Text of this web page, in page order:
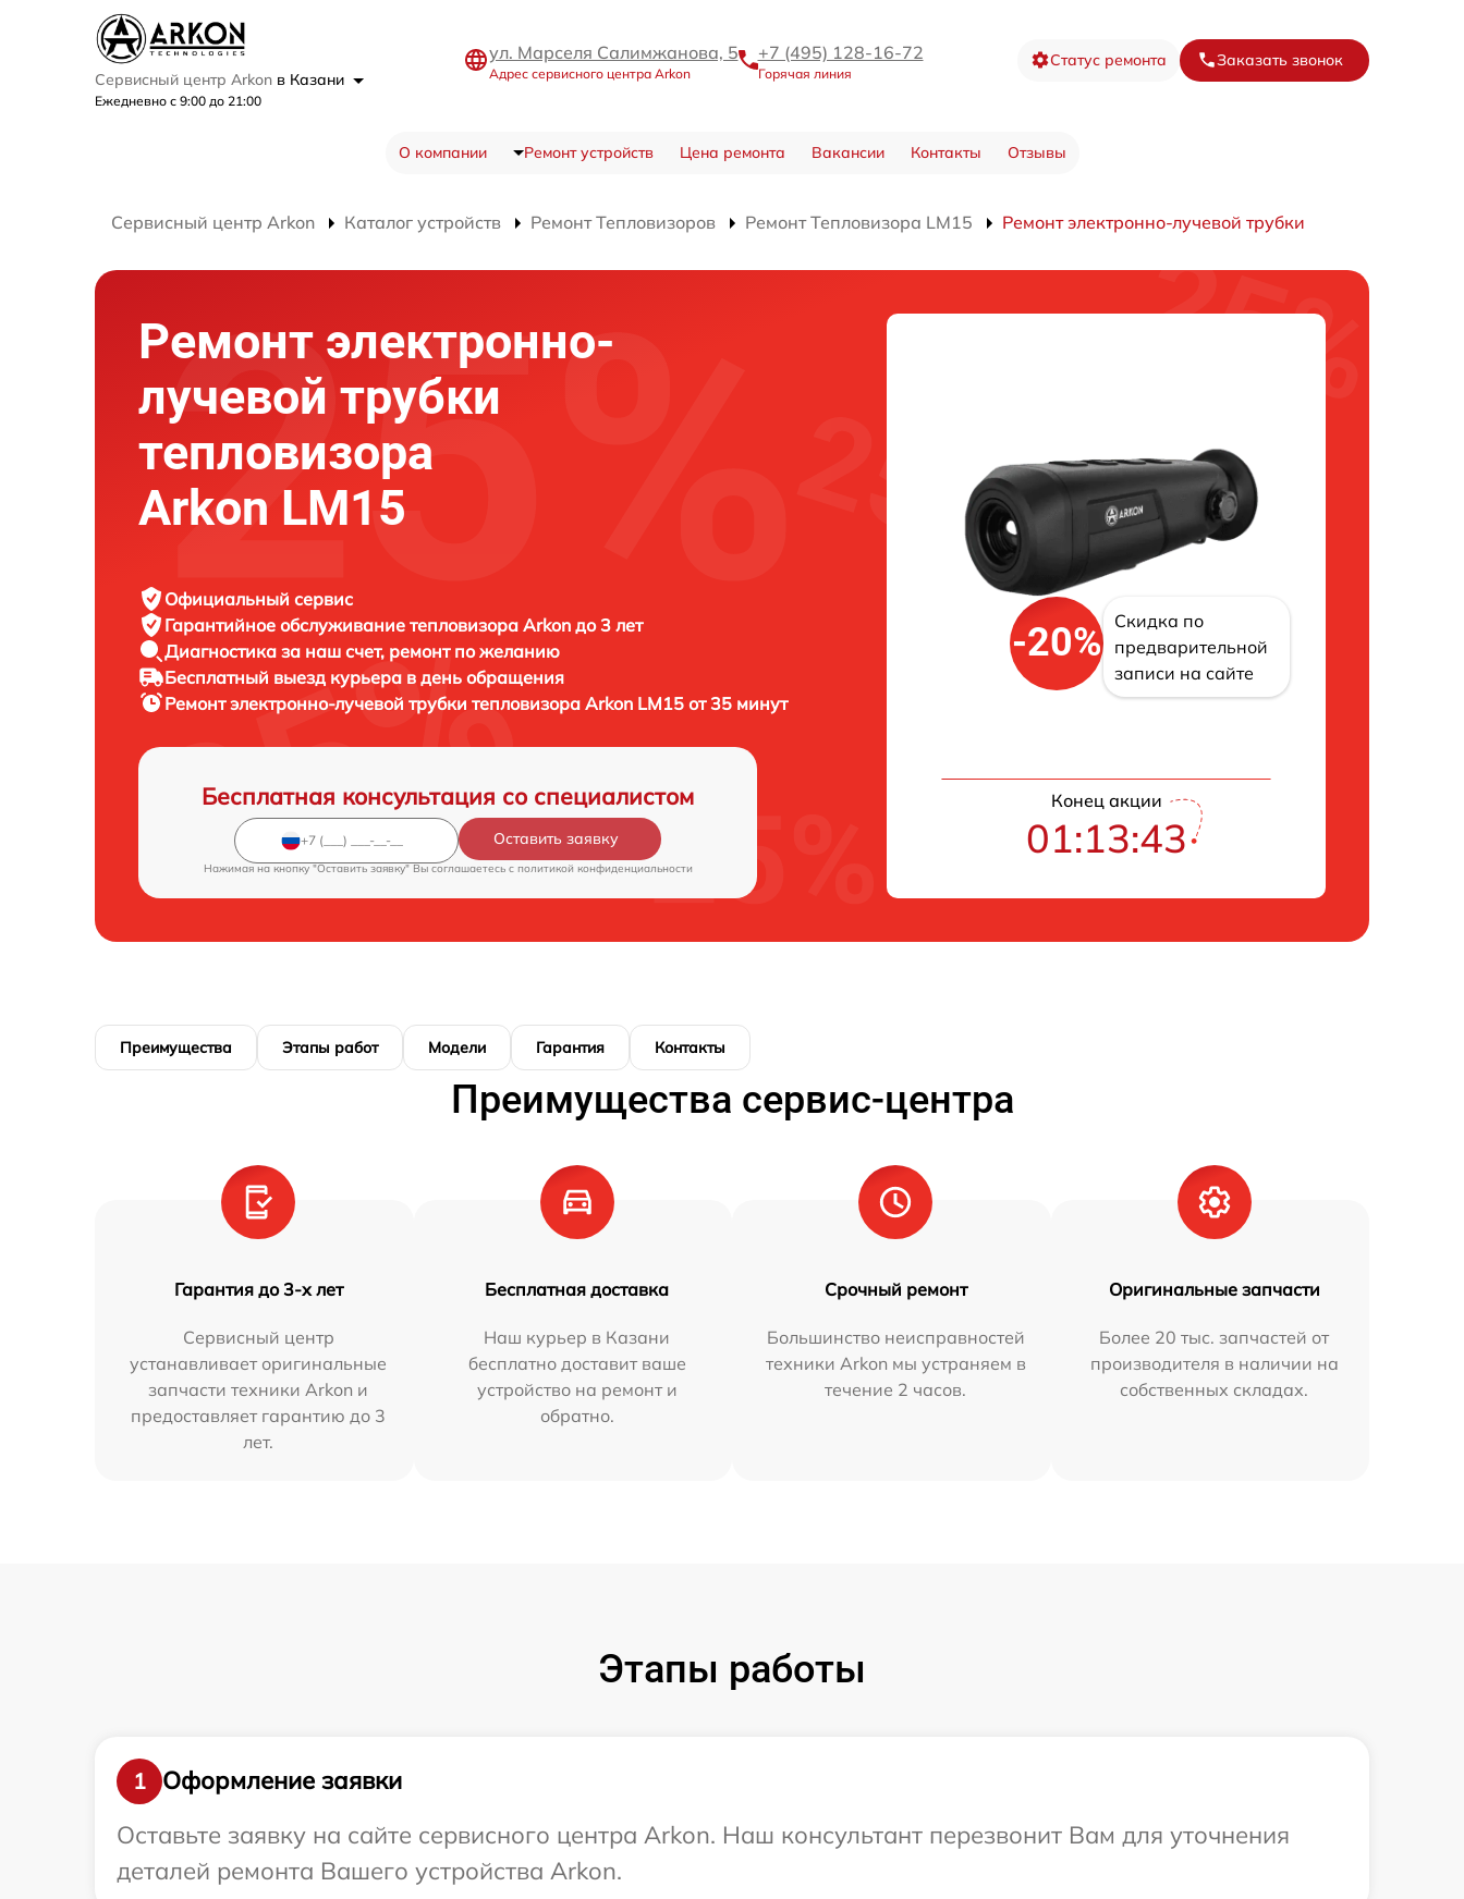
Сервисный центр Arkon в Казани
Ежедневно с 9:00 до 21:00
ул. Марселя Салимжанова, 5
Адрес сервисного центра Arkon
+7 (495) 128-16-72
Горячая линия
Статус ремонта Заказать звонок
О компании Ремонт устройств Цена ремонта Вакансии Контакты Отзывы
Сервисный центр Arkon Каталог устройств Ремонт Тепловизоров Ремонт Тепловизора LM15 Ремонт электронно-лучевой трубки
Ремонт электронно-
лучевой трубки
тепловизора
Arkon LM15
Официальный сервис
Гарантийное обслуживание тепловизора Arkon до 3 лет
Диагностика за наш счет, ремонт по желанию
Бесплатный выезд курьера в день обращения
Ремонт электронно-лучевой трубки тепловизора Arkon LM15 от 35 минут
Бесплатная консультация со специалистом
Оставить заявку
Нажимая на кнопку "Оставить заявку" Вы соглашаетесь c политикой конфиденциальности
-20%
Скидка по
предварительной
записи на сайте
Конец акции
01:13:42
Преимущества Этапы работ Модели Гарантия Контакты
Преимущества сервис-центра
Гарантия до 3-х лет
Сервисный центр
устанавливает оригинальные
запчасти техники Arkon и
предоставляет гарантию до 3
лет.
Бесплатная доставка
Наш курьер в Казани
бесплатно доставит ваше
устройство на ремонт и
обратно.
Срочный ремонт
Большинство неисправностей
техники Arkon мы устраняем в
течение 2 часов.
Оригинальные запчасти
Более 20 тыс. запчастей от
производителя в наличии на
собственных складах.
Этапы работы
1
Оформление заявки
Оставьте заявку на сайте сервисного центра Arkon. Наш консультант перезвонит Вам для уточнения
деталей ремонта Вашего устройства Arkon.